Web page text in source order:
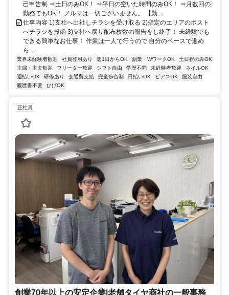
己申告制 ⇒土日のみOK！ ⇒平日の空いた時間のみOK！ ⇒月数回の
勤務でもOK！ ノルマは一切ございません。 【勤...
仕事内容 1)支社へ出社しチラシを受け取る 2)指定のエリアのポスト
へチラシを投函 3)支社へ戻り配布枚数の報告をし終了！ 未経験でも
できる簡単なお仕事！ 作業は一人で行うので 自分のペースで進め
ら...
業界未経験者歓迎 社員登用あり 週1日からOK 副業・WワークOK
土日祝のみOK
主婦・主夫歓迎
フリーター歓迎 シフト自由 学歴不問 未経験者歓迎
ネイルOK
週払いOK
研修あり 交通費支給 完全歩合制 日払いOK ピアスOK
服装自由
履歴書不要
ひげOK
正社員
創業70年以上の安定企業|老舗タイヤ商社の一般事務